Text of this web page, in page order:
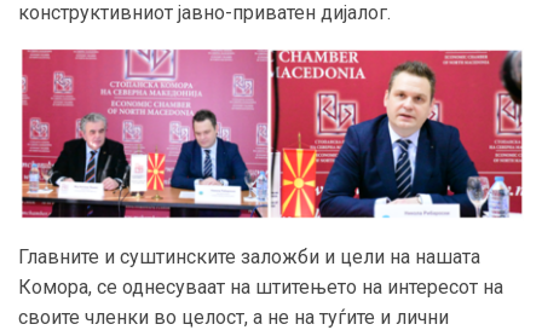
конструктивниот јавно-приватен дијалог.
Главните и суштинските заложби и цели на нашата
Комора, се однесуваат на штитењето на интересот на
своите членки во целост, а не на туѓите и лични